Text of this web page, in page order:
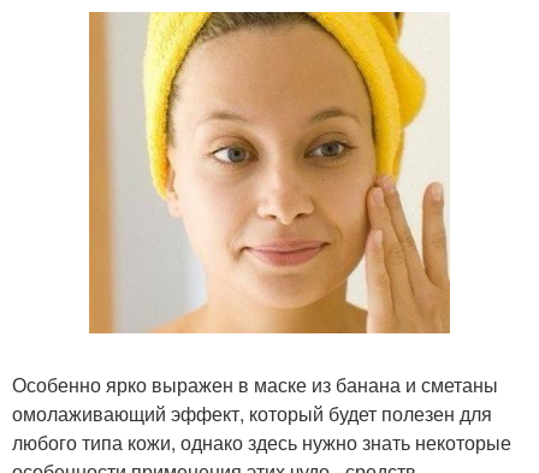
Особенно ярко выражен в маске из банана и сметаны
омолаживающий эффект, который будет полезен для
любого типа кожи, однако здесь нужно знать некоторые